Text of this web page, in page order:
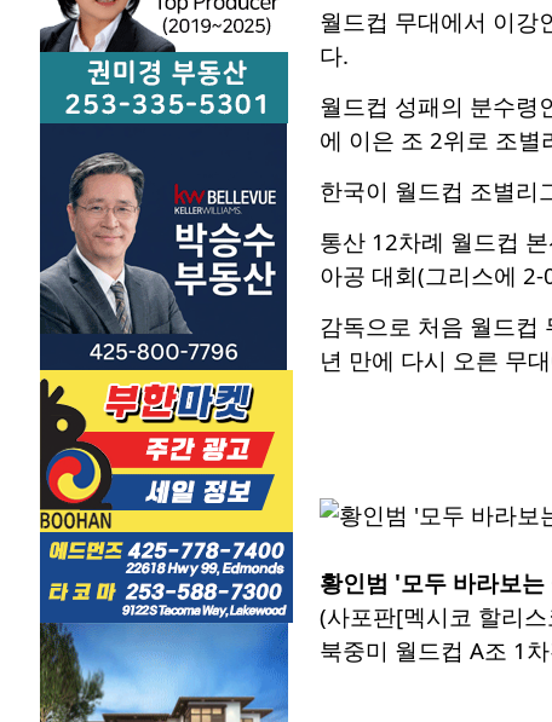
월드컵 무대에서 이강
다.
월드컵 성패의 분수령
에 이은 조 2위로 조별
한국이 월드컵 조별리
통산 12차례 월드컵
아공 대회(그리스에
감독으로 처음 월드컵
년 만에 다시 오른 무
황인범 '모두 바라보는
(사포판[멕시코 할리
북중미 월드컵 A조 1